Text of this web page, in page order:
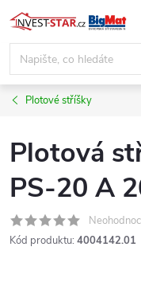
Přejít
na
obsah
Plotové stříšky
Plotová
PS-20 A
Kód produktu: 4004142.01